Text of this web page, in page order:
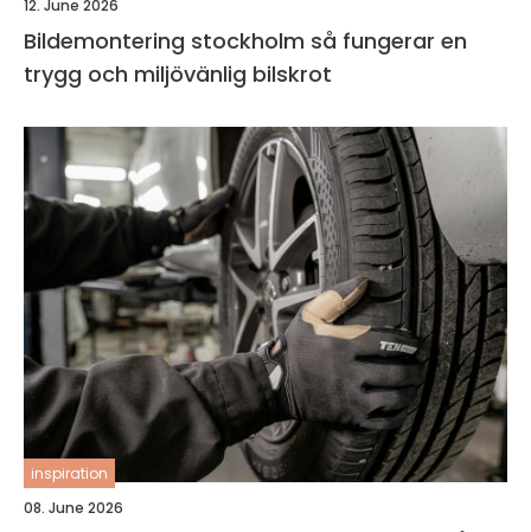
12. June 2026
Bildemontering stockholm så fungerar en
trygg och miljövänlig bilskrot
inspiration
08. June 2026